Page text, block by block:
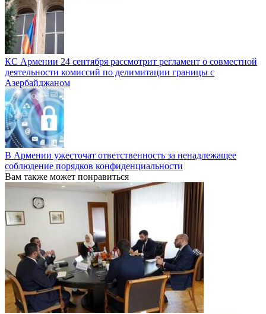
КС Армении 24 сентября рассмотрит регламент о совместной
деятельности комиссий по делимитации границы с
Азербайджаном
В Армении ужесточат ответственность за ненадлежащее
соблюдение порядков конфиденциальности
Вам также может понравиться